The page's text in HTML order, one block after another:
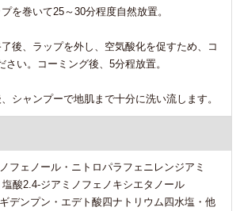
を巻いて25～30分程度自然放置。
了後、ラップを外し、空気酸化を促すため、コ
さい。コーミング後、5分程放置。
、シャンプーで地肌まで十分に洗い流します。
フェノール・ニトロパラフェニレンジアミ
酸2.4-ジアミノフェノキシエタノール
デンプン・エデト酸四ナトリウム四水塩・他